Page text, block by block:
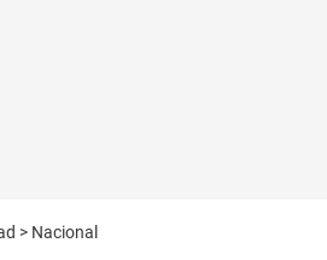
> Nacional